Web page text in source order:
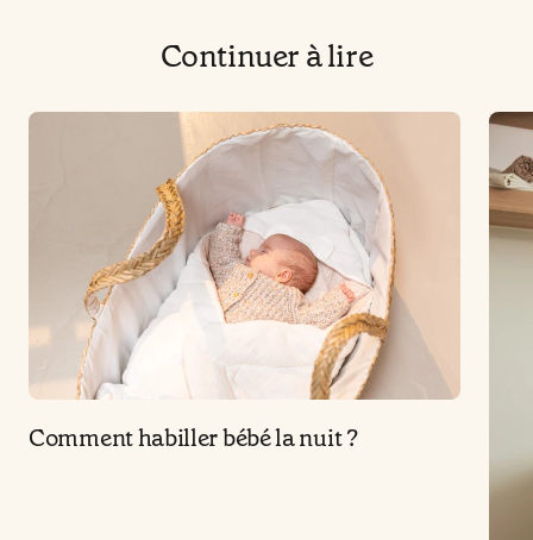
Continuer à lire
Comment habiller bébé la nuit ?